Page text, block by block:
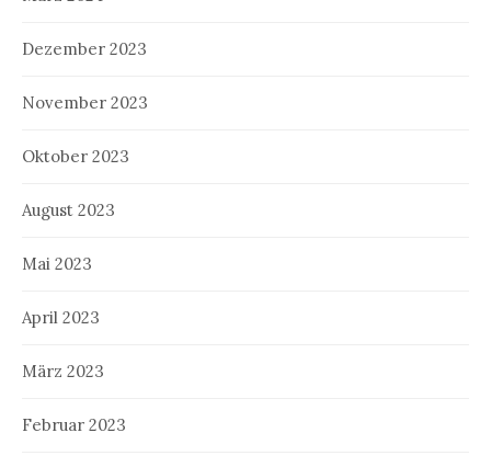
Dezember 2023
November 2023
Oktober 2023
August 2023
Mai 2023
April 2023
März 2023
Februar 2023